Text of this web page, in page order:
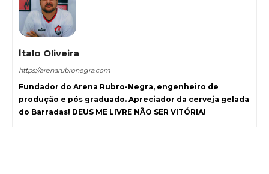
Ítalo Oliveira
https://arenarubronegra.com
Fundador do Arena Rubro-Negra, engenheiro de
produção e pós graduado. Apreciador da cerveja gelada
do Barradas! DEUS ME LIVRE NÃO SER VITÓRIA!